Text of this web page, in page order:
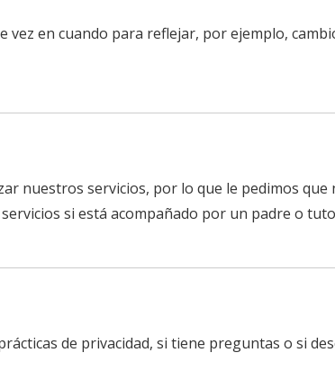
vez en cuando para reflejar, por ejemplo,
nuestros servicios, por lo que le pedimos
si está acompañado por un padre o
de privacidad, si tiene preguntas o si